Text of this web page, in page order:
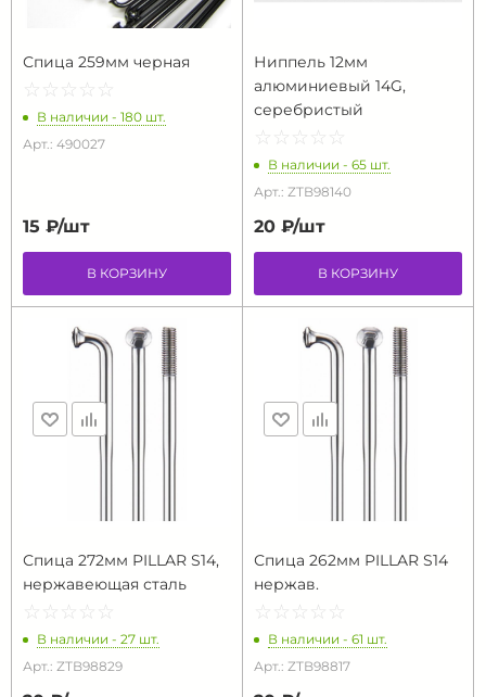
Спица 259мм черная
☆ ☆ ☆ ☆ ☆
★ ★ ★ ★ ★
В наличии - 180 шт.
Арт.: 490027
15 ₽/шт
В КОРЗИНУ
Ниппель 12мм
алюминиевый 14G,
серебристый
☆ ☆ ☆ ☆ ☆
★ ★ ★ ★ ★
В наличии - 65 шт.
Арт.: ZTB98140
20 ₽/шт
В КОРЗИНУ
Спица 272мм PILLAR S14,
нержавеющая сталь
☆ ☆ ☆ ☆ ☆
★ ★ ★ ★ ★
В наличии - 27 шт.
Арт.: ZTB98829
Спица 262мм PILLAR S14
нержав.
☆ ☆ ☆ ☆ ☆
★ ★ ★ ★ ★
В наличии - 61 шт.
Арт.: ZTB98817